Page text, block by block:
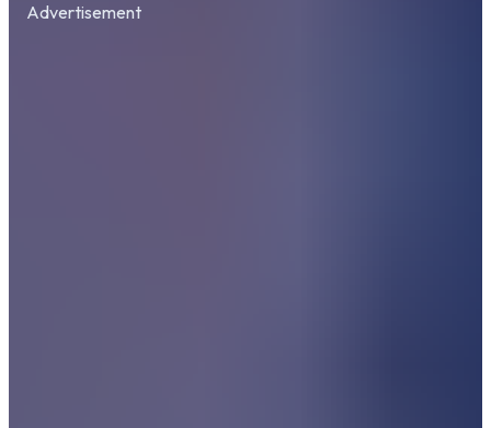
Advertisement